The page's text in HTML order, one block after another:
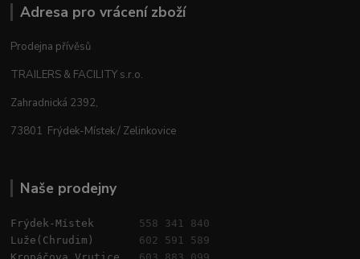
Adresa pro vrácení zboží
Prodejna přívěsů
TRAILERS & FACILITY s.r.o.
Zahradnická 2392,
73801 Frýdek-Místek / Zelinkovice
Naše prodejny
Frýdek-Místek 558 341 840
Luže(Chrudim) 602 591 589